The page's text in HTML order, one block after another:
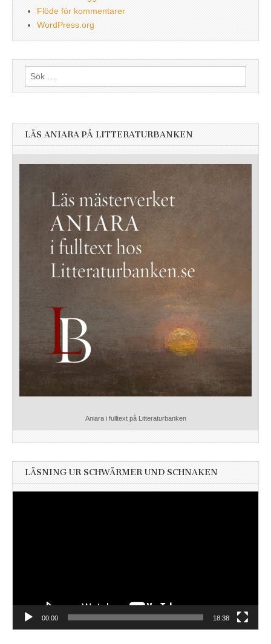
Flöde för kommentarer
WordPress.org
Sök
efter:
LÄS ANIARA PÅ LITTERATURBANKEN
Aniara i fulltext på Litteraturbanken
LÄSNING UR SCHWÄRMER UND SCHNAKEN
00:00 18:38